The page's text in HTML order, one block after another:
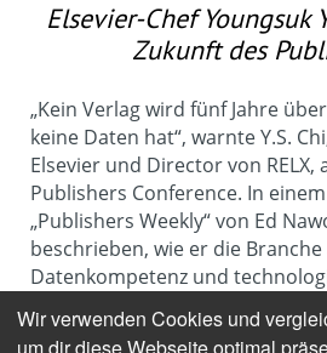
Elsevier-Chef Youngsuk
Zukunft des
„Kein Verlag wird fünf Jahre
keine Daten hat“, warnte Y.S.
Elsevier und Director von RELX,
Publishers Conference. In
„Publishers Weekly“ von Ed
beschrieben, wie er die
Datenkompetenz und
begreifen.
Wir verwenden Cookies und
um dir diese Webseite optimal